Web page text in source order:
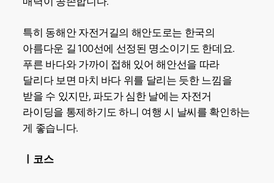
특히 동해안 자전거길의 해안도로는 한국의
아름다운 길 100선에 선정된 명소이기도 한데요.
푸른 바다와 가까이 접해 있어 해안선을 따라
달리다 보면 마치 바다 위를 달리는 듯한 느낌을
받을 수 있지만, 파도가 심한 날에는 자전거
라이딩을 통제하기도 하니 여행 시 날씨를 확인하는
게 좋습니다.
ㅣ코스